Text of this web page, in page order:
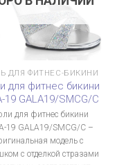
ДЛЯ ФИТНЕС-БИКИНИ
для фитнес бикини
19 GALA19/SMCG/C
для фитнес бикини
19 GALA19/SMCG/C –
модель с
с отделкой стразами